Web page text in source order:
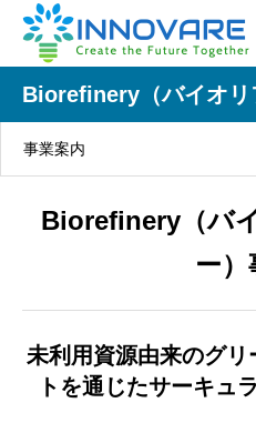
Biorefinery（バイオリ
事業案内
Biorefinery（バ
ー）
未利用資源由来のグ
トを通じたサーキュ